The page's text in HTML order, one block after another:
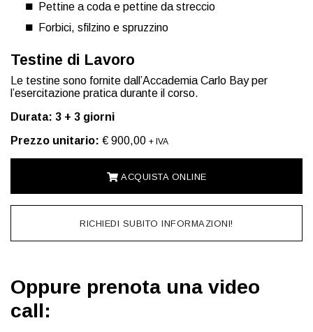
Pettine a coda e pettine da streccio
Forbici, sfilzino e spruzzino
Testine di Lavoro
Le testine sono fornite dall’Accademia Carlo Bay per
l’esercitazione pratica durante il corso.
Durata: 3 + 3 giorni
Prezzo unitario: € 900,00 + IVA
ACQUISTA ONLINE
RICHIEDI SUBITO INFORMAZIONI!
Oppure prenota una video
call: